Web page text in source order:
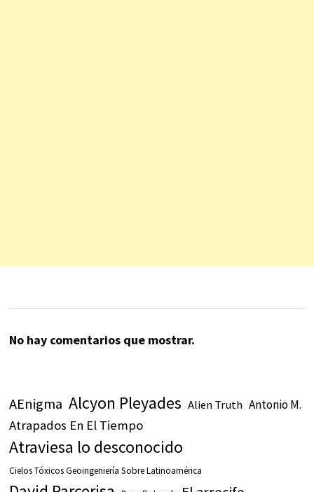
No hay comentarios que mostrar.
AEnigma Alcyon Pleyades Alien Truth Antonio M.
Atrapados En El Tiempo
Atraviesa lo desconocido
Cielos Tóxicos Geoingeniería Sobre Latinoamérica